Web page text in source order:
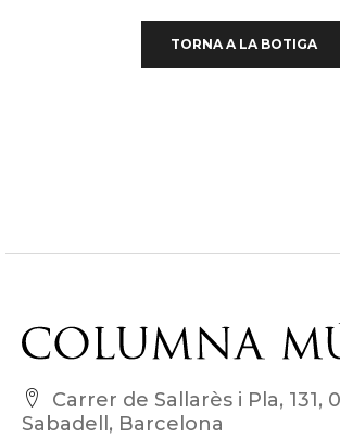
TORNA A LA BOTIGA
Carrer de Sallarès i Pla, 131,
Sabadell, Barcelona